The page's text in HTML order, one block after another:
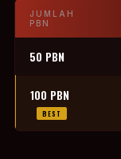
JUMLAH
PBN
50 PBN
100 PBN
BEST